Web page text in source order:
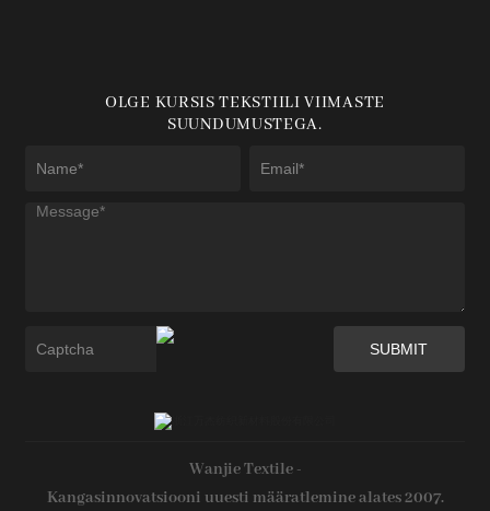
OLGE KURSIS TEKSTIILI VIIMASTE
SUUNDUMUSTEGA.
Wanjie Textile -
Kangasinnovatsiooni uuesti määratlemine alates 2007.